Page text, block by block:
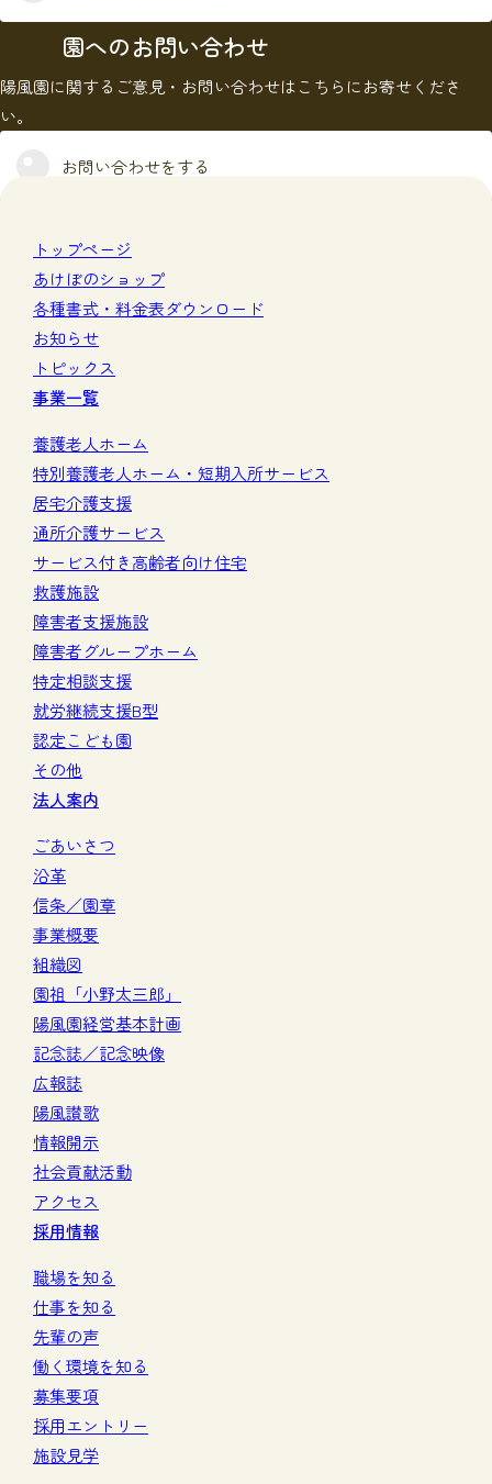
園へのお問い合わせ
陽風園に関するご意見・お問い合わせはこちらにお寄せくださ
い。
お問い合わせをする
トップページ
あけぼのショップ
各種書式・料金表ダウンロード
お知らせ
トピックス
事業一覧
養護老人ホーム
特別養護老人ホーム・短期入所サービス
居宅介護支援
通所介護サービス
サービス付き高齢者向け住宅
救護施設
障害者支援施設
障害者グループホーム
特定相談支援
就労継続支援B型
認定こども園
その他
法人案内
ごあいさつ
沿革
信条／園章
事業概要
組織図
園祖「小野太三郎」
陽風園経営基本計画
記念誌／記念映像
広報誌
陽風讃歌
情報開示
社会貢献活動
アクセス
採用情報
職場を知る
仕事を知る
先輩の声
働く環境を知る
募集要項
採用エントリー
施設見学